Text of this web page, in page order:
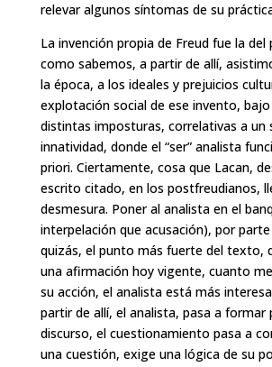
relevar algunos síntomas de su
La invención propia de Freud fue la del
como sabemos, a partir de allí,
la época, a los ideales y prejuicios
explotación social de ese invento,
distintas imposturas, correlativas a un
innatividad, donde el “ser” analista
priori. Ciertamente, cosa que Lacan,
escrito citado, en los postfreudianos,
desmesura. Poner al analista en el
interpelación que acusación), por
quizás, el punto más fuerte del texto,
una afirmación hoy vigente, cuanto
su acción, el analista está más
partir de allí, el analista, pasa a formar
discurso, el cuestionamiento pasa a
una cuestión, exige una lógica de su